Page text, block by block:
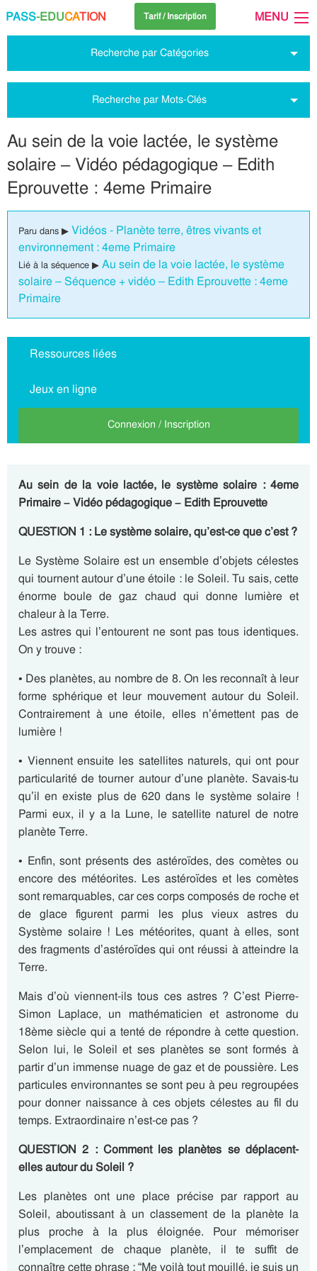
PASS-EDUCATION Tarif / Inscription MENU
Recherche par Catégories
Recherche par Mots-Clés
Au sein de la voie lactée, le système
solaire – Vidéo pédagogique – Edith
Eprouvette : 4eme Primaire
Paru dans ▶ Vidéos - Planète terre, êtres vivants et
environnement : 4eme Primaire
Lié à la séquence ▶ Au sein de la voie lactée, le système
solaire – Séquence + vidéo – Edith Eprouvette : 4eme
Primaire
Ressources liées
Jeux en ligne
Connexion / Inscription
Au sein de la voie lactée, le système solaire : 4eme
Primaire – Vidéo pédagogique – Edith Eprouvette
QUESTION 1 : Le système solaire, qu’est-ce que c’est ?
Le Système Solaire est un ensemble d’objets célestes
qui tournent autour d’une étoile : le Soleil. Tu sais, cette
énorme boule de gaz chaud qui donne lumière et
chaleur à la Terre.
Les astres qui l’entourent ne sont pas tous identiques.
On y trouve :
• Des planètes, au nombre de 8. On les reconnaît à leur
forme sphérique et leur mouvement autour du Soleil.
Contrairement à une étoile, elles n’émettent pas de
lumière !
• Viennent ensuite les satellites naturels, qui ont pour
particularité de tourner autour d’une planète. Savais-tu
qu’il en existe plus de 620 dans le système solaire !
Parmi eux, il y a la Lune, le satellite naturel de notre
planète Terre.
• Enfin, sont présents des astéroïdes, des comètes ou
encore des météorites. Les astéroïdes et les comètes
sont remarquables, car ces corps composés de roche et
de glace figurent parmi les plus vieux astres du
Système solaire ! Les météorites, quant à elles, sont
des fragments d’astéroïdes qui ont réussi à atteindre la
Terre.
Mais d’où viennent-ils tous ces astres ? C’est Pierre-
Simon Laplace, un mathématicien et astronome du
18ème siècle qui a tenté de répondre à cette question.
Selon lui, le Soleil et ses planètes se sont formés à
partir d’un immense nuage de gaz et de poussière. Les
particules environnantes se sont peu à peu regroupées
pour donner naissance à ces objets célestes au fil du
temps. Extraordinaire n’est-ce pas ?
QUESTION 2 : Comment les planètes se déplacent-
elles autour du Soleil ?
Les planètes ont une place précise par rapport au
Soleil, aboutissant à un classement de la planète la
plus proche à la plus éloignée. Pour mémoriser
l’emplacement de chaque planète, il te suffit de
connaître cette phrase : “Me voilà tout mouillé, je suis un